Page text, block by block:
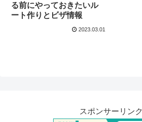
る前にやっておきたいル
ート作りとビザ情報
2023.03.01
スポンサーリンク